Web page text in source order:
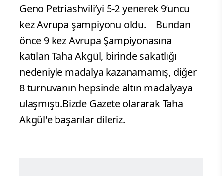
Geno Petriashvili’yi 5-2 yenerek 9’uncu
kez Avrupa şampiyonu oldu.
Bundan
önce 9 kez Avrupa Şampiyonasına
katılan Taha Akgül, birinde sakatlığı
nedeniyle madalya kazanamamış, diğer
8 turnuvanın hepsinde altın madalyaya
ulaşmıştı.Bizde Gazete olararak Taha
Akgül'e başarılar dileriz.